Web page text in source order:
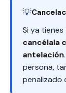
💡
Si ya
cancélala
antelación
persona,
penalizado